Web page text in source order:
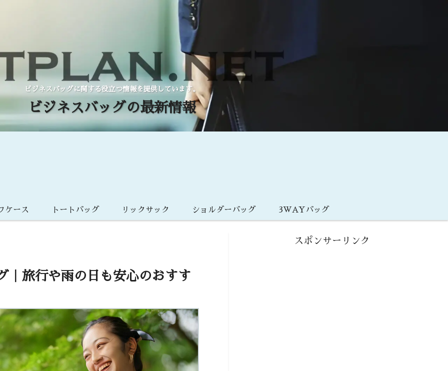
ビジネスバッグに関する役立つ情報を提供しています。
ビジネスバッグの最新情報
ケース トートバッグ リックサック ショルダーバッグ 3WAYバッグ
｜旅行や雨の日も安心のおすす
スポンサーリンク